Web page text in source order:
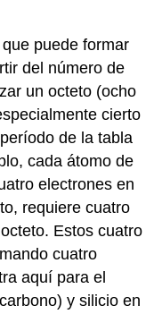
puede formar
del número de
un octeto (ocho
cierto
de la tabla
cada átomo de
electrones en
requiere cuatro
Estos cuatro
cuatro
aquí para el
y silicio en